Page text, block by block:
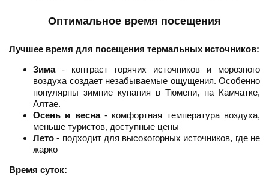
Оптимальное время посещения
Лучшее время для посещения термальных источников:
Зима- контраст горячих источников и морозного
воздуха создает незабываемые ощущения. Особенно
популярны зимние купания в Тюмени, на Камчатке,
Алтае.
Осень и весна- комфортная температура воздуха,
меньше туристов, доступные цены
Лето - подходит для высокогорных источников, где не
жарко
Время суток: